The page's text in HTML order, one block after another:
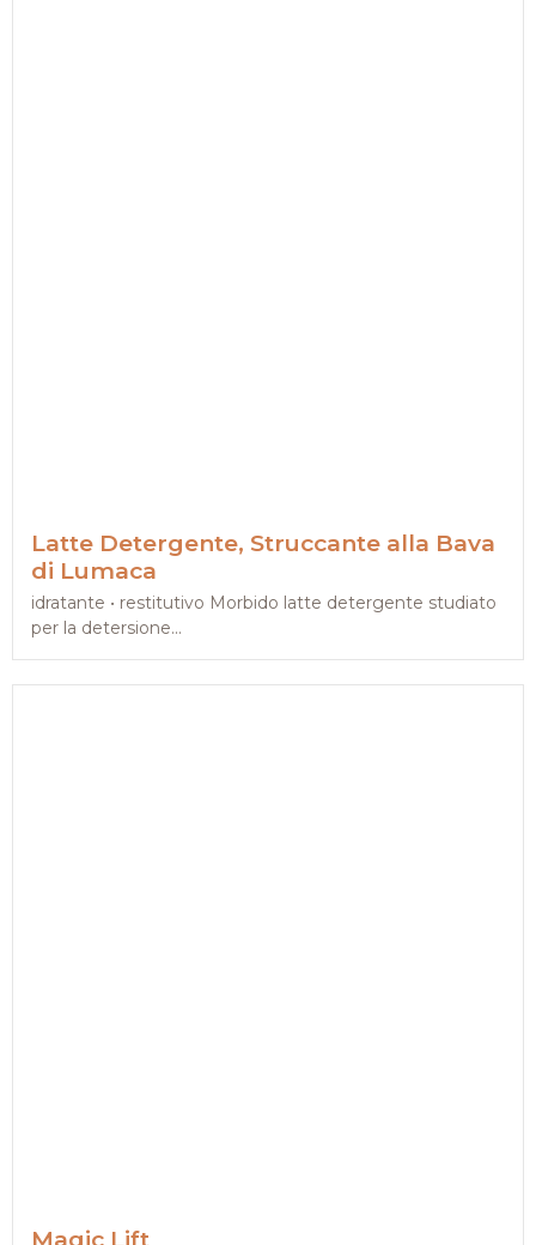
Latte Detergente, Struccante alla Bava
di Lumaca
idratante • restitutivo Morbido latte detergente studiato
per la detersione...